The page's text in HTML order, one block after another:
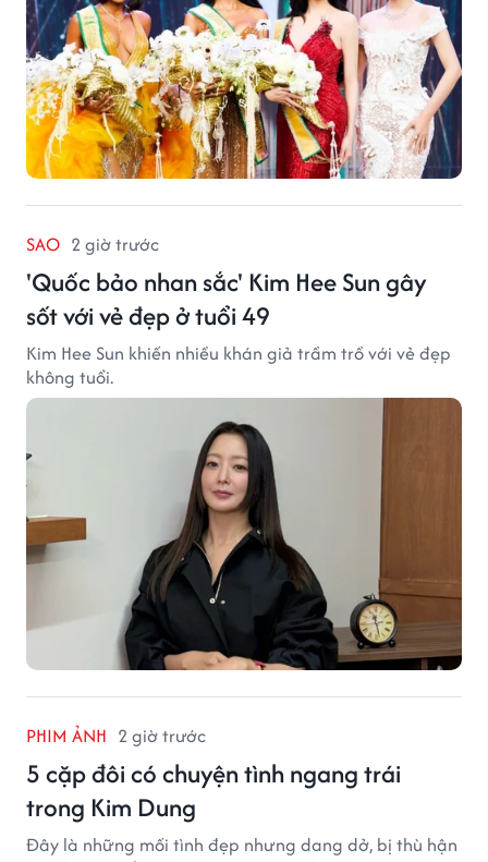
SAO 2 giờ trước
'Quốc bảo nhan sắc' Kim Hee Sun gây
sốt với vẻ đẹp ở tuổi 49
Kim Hee Sun khiến nhiều khán giả trầm trồ với vẻ đẹp
không tuổi.
PHIM ẢNH 2 giờ trước
5 cặp đôi có chuyện tình ngang trái
trong Kim Dung
Đây là những mối tình đẹp nhưng dang dở, bị thù hận